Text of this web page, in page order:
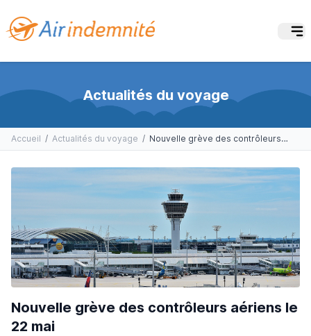
Actualités du voyage
Accueil / Actualités du voyage / Nouvelle grève des contrôleurs aériens le 22 mai
Nouvelle grève des contrôleurs aériens le
22 mai